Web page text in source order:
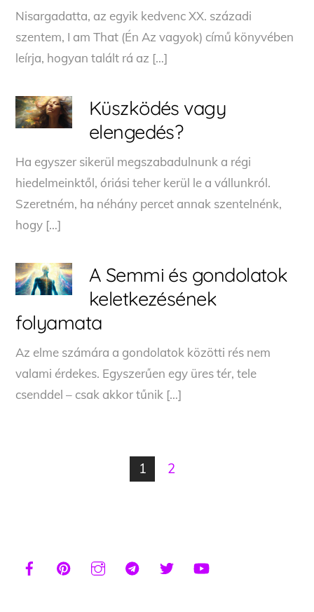
Nisargadatta, az egyik kedvenc XX. századi
szentem, I am That (Én Az vagyok) című könyvében
leírja, hogyan talált rá az […]
Küszködés vagy
elengedés?
Ha egyszer sikerül megszabadulnunk a régi
hiedelmeinktől, óriási teher kerül le a vállunkról.
Szeretném, ha néhány percet annak szentelnénk,
hogy […]
A Semmi és gondolatok
keletkezésének
folyamata
Az elme számára a gondolatok közötti rés nem
valami érdekes. Egyszerűen egy üres tér, tele
csenddel – csak akkor tűnik […]
1 2